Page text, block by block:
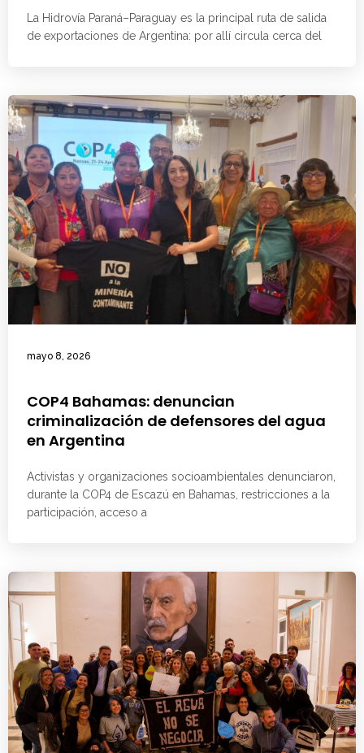
La Hidrovía Paraná–Paraguay es la principal ruta de salida
de exportaciones de Argentina: por allí circula cerca del
mayo 8, 2026
COP4 Bahamas: denuncian
criminalización de defensores del agua
en Argentina
Activistas y organizaciones socioambientales denunciaron,
durante la COP4 de Escazú en Bahamas, restricciones a la
participación, acceso a